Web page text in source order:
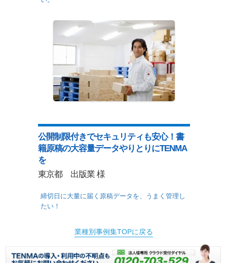
公開制限付きでセキュリティも安心！書
籍原稿の大容量データやりとりにTENMA
を
東京都 出版業 様
締切日に大量に届く原稿データを、うまく管理し
たい！
業種別事例集TOPに戻る